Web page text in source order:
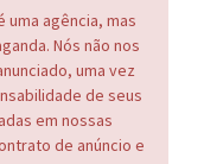
uma agência, mas
Nós não nos
uma vez
de seus
em nossas
de anúncio e